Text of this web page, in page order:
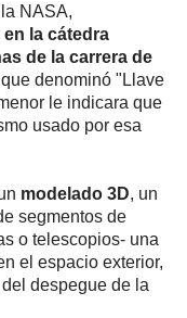
NASA,
la cátedra
de la carrera de
denominó "Llave
le indicara que
usado por esa
modelado 3D, un
segmentos de
o telescopios- una
el espacio exterior,
despegue de la